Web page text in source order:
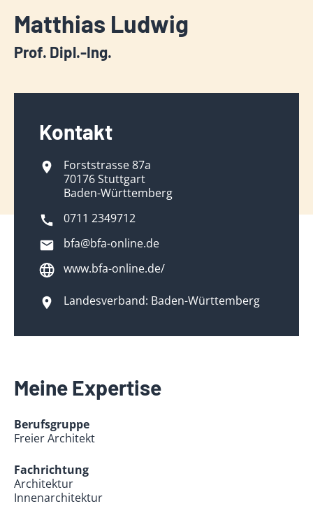
Matthias Ludwig
Prof. Dipl.-Ing.
Kontakt
Forststrasse 87a
70176 Stuttgart
Baden-Württemberg
0711 2349712
bfa@bfa-online.de
www.bfa-online.de/
Landesverband: Baden-Württemberg
Meine Expertise
Berufsgruppe
Freier Architekt
Fachrichtung
Architektur
Innenarchitektur